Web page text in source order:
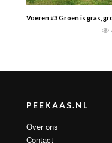
Voeren #3 Groen is gras,
PEEKAAS.NL
Over ons
Contact